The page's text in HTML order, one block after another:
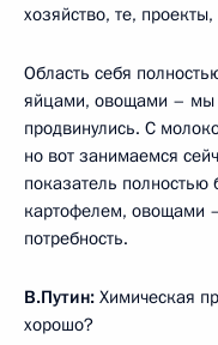
хозяйство, те,
Область себя
яйцами, овощами – мы
продвинулись. С
но вот занимаемся
показатель
картофелем, овощами
потребность.
В.Путин: Химическая
хорошо?